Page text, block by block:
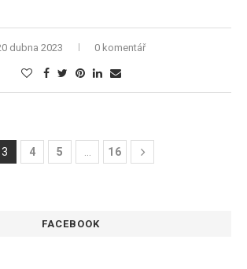
dubna 2023 0 komentář
3 4 5 16
FACEBOOK